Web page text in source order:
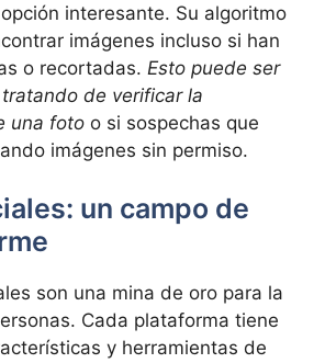
interesante. Su algoritmo
imágenes incluso si han
o recortadas. Esto puede ser
de verificar la
una foto o si sospechas que
imágenes sin permiso.
un campo de
son una mina de oro para la
Cada plataforma tiene
y herramientas de